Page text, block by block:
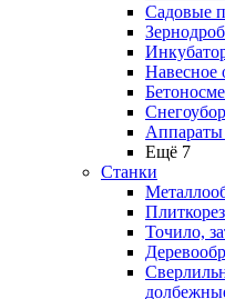
Садовые
Навесное
Аппараты
Ещё 7
Станки
Точило,